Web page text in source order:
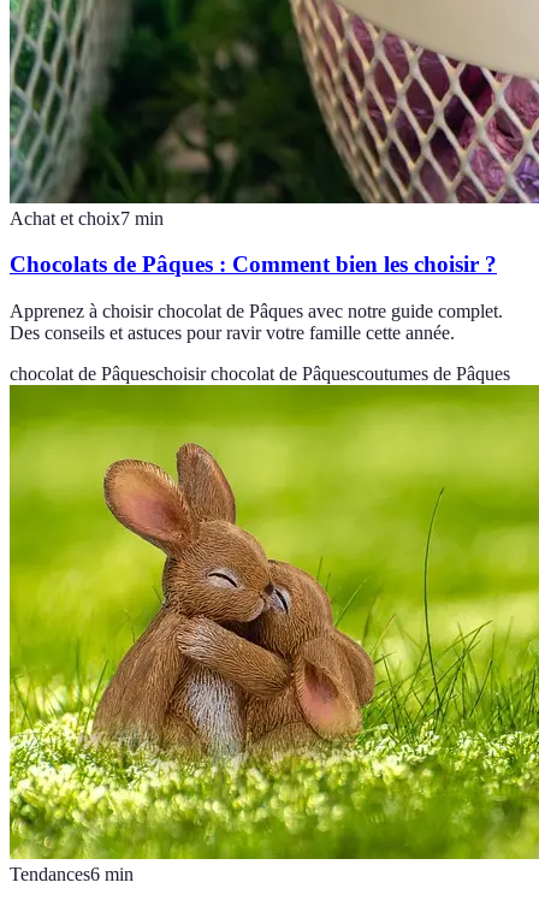
Achat et choix7 min
Chocolats de Pâques : Comment bien les choisir ?
Apprenez à choisir chocolat de Pâques avec notre guide complet.
Des conseils et astuces pour ravir votre famille cette année.
chocolat de Pâqueschoisir chocolat de Pâquescoutumes de Pâques
Tendances6 min